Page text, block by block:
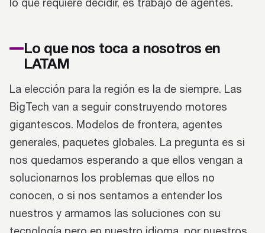
lo que requiere decidir, es trabajo de agentes.
Lo que nos toca a nosotros en
LATAM
La elección para la región es la de siempre. Las
BigTech van a seguir construyendo motores
gigantescos. Modelos de frontera, agentes
generales, paquetes globales. La pregunta es si
nos quedamos esperando a que ellos vengan a
solucionarnos los problemas que ellos no
conocen, o si nos sentamos a entender los
nuestros y armamos las soluciones con su